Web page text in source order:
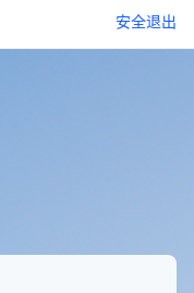
安全退出